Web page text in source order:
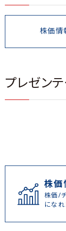
株価情
プレゼン
株価
株価/
になれ